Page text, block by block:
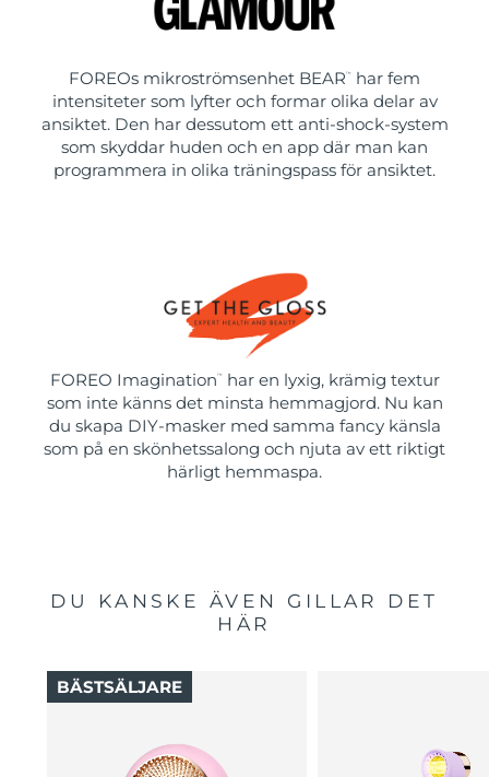
FOREOs mikroströmsenhet BEAR ™
har fem
intensiteter som lyfter och formar olika delar av
ansiktet. Den har dessutom ett anti-shock-system
som skyddar huden och en app där man kan
programmera in olika träningspass för ansiktet.
FOREO Imagination ™
har en lyxig, krämig textur
som inte känns det minsta hemmagjord. Nu kan
du skapa DIY-masker med samma fancy känsla
som på en skönhetssalong och njuta av ett riktigt
härligt hemmaspa.
DU KANSKE ÄVEN GILLAR DET
HÄR
BÄSTSÄLJARE